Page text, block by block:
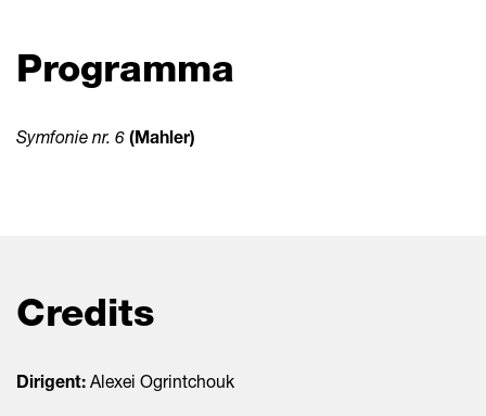
Programma
Symfonie nr. 6 (Mahler)
Credits
Dirigent: Alexei Ogrintchouk